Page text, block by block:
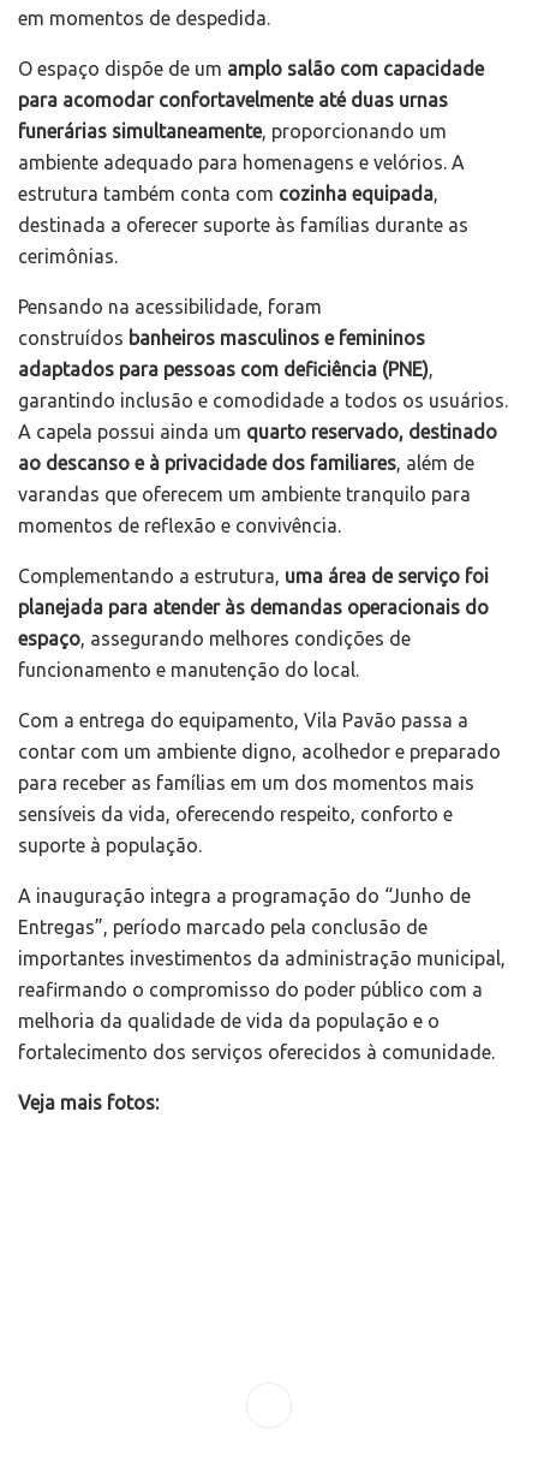
em momentos de despedida.
O espaço dispõe de um amplo salão com capacidade
para acomodar confortavelmente até duas urnas
funerárias simultaneamente, proporcionando um
ambiente adequado para homenagens e velórios. A
estrutura também conta com cozinha equipada,
destinada a oferecer suporte às famílias durante as
cerimônias.
Pensando na acessibilidade, foram
construídos banheiros masculinos e femininos
adaptados para pessoas com deficiência (PNE),
garantindo inclusão e comodidade a todos os usuários.
A capela possui ainda um quarto reservado, destinado
ao descanso e à privacidade dos familiares, além de
varandas que oferecem um ambiente tranquilo para
momentos de reflexão e convivência.
Complementando a estrutura, uma área de serviço foi
planejada para atender às demandas operacionais do
espaço, assegurando melhores condições de
funcionamento e manutenção do local.
Com a entrega do equipamento, Vila Pavão passa a
contar com um ambiente digno, acolhedor e preparado
para receber as famílias em um dos momentos mais
sensíveis da vida, oferecendo respeito, conforto e
suporte à população.
A inauguração integra a programação do “Junho de
Entregas”, período marcado pela conclusão de
importantes investimentos da administração municipal,
reafirmando o compromisso do poder público com a
melhoria da qualidade de vida da população e o
fortalecimento dos serviços oferecidos à comunidade.
Veja mais fotos: